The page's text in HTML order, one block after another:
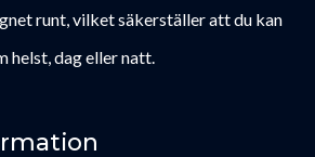
runt, vilket säkerställer att du kan
helst, dag eller natt.